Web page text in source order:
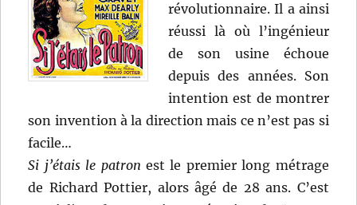
révolutionnaire. Il a ainsi
réussi là où l’ingénieur
de son usine échoue
depuis des années. Son
intention est de montrer
son invention à la direction mais ce n’est pas si
facile…
Si j’étais le patron est le premier long métrage
de Richard Pottier, alors âgé de 28 ans. C’est